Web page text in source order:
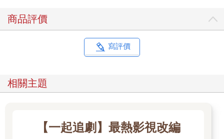
商品評價
寫評價
相關主題
【一起追劇】最熱影視改編